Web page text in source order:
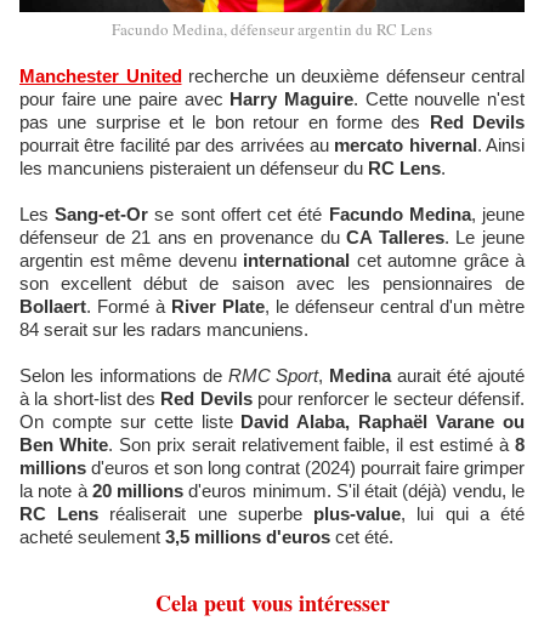
Facundo Medina, défenseur argentin du RC Lens
Manchester Unitedrecherche un deuxième défenseur central
pour faire une paire avec Harry Maguire. Cette nouvelle n'est
pas une surprise et le bon retour en forme des Red Devils
pourrait être facilité par des arrivées au mercato hivernal. Ainsi
les mancuniens pisteraient un défenseur du RC Lens.
LesSang-et-Or se sont offert cet été Facundo Medina, jeune
défenseur de 21 ans en provenance duCA Talleres. Le jeune
argentin est même devenu international cet automne grâce à
son excellent début de saison avec les pensionnaires de
Bollaert. Formé à River Plate, le défenseur central d'un mètre
84 serait sur les radars mancuniens.
Selon les informations de RMC Sport, Medinaaurait été ajouté
à la short-list des Red Devilspour renforcer le secteur défensif.
On compte sur cette liste David Alaba, Raphaël Varane ou
Ben White. Son prix serait relativement faible, il est estimé à8
millions d'euros et son long contrat (2024) pourrait faire grimper
la note à 20 millions d'euros minimum. S'il était (déjà) vendu, le
RC Lens réaliserait une superbe plus-value, lui qui a été
acheté seulement 3,5 millions d'euros cet été.
Cela peut vous intéresser